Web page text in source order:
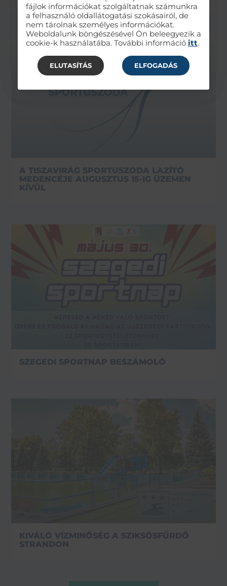
A TISZAVIRÁG SPORTUSZODA LAZÍTÓ
MEDENCÉJE AUGUSZTUS 15-IG ÜZEMEN
KÍVÜL
SZEGEDI SPORTNAP BESZÁMOLÓ
KIVÁLÓ VÍZMINŐSÉG A SZIKSÓSFÜRDŐ
STRANDON
fájlok információkat szolgáltatnak számunkra
a felhasználó oldallátogatási szokásairól, de
nem tárolnak személyes információkat.
Weboldalunk böngészésével Ön beleegyezik a
cookie-k használatába. További információ itt.
ELUTASÍTÁS ELFOGADÁS